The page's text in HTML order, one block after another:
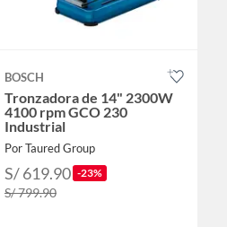
BOSCH
Tronzadora de 14" 2300W
4100 rpm GCO 230
Industrial
Por Taured Group
S/ 619.90 -23%
S/ 799.90